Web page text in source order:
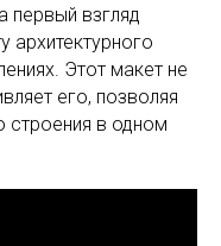
первый взгляд
Этот макет не
его, позволяя
строения в одном